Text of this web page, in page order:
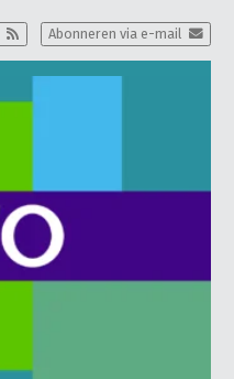
Abonneren via e-mail